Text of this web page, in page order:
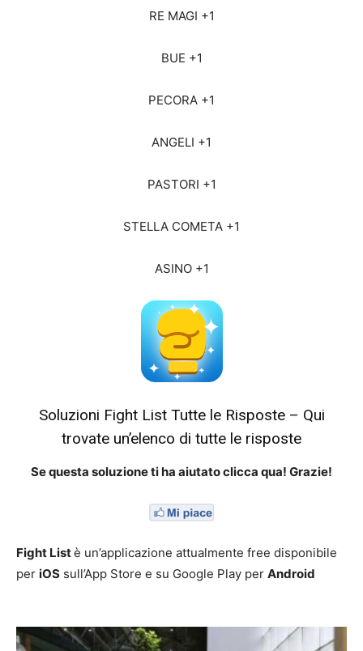
RE MAGI +1
BUE +1
PECORA +1
ANGELI +1
PASTORI +1
STELLA COMETA +1
ASINO +1
Soluzioni Fight List Tutte le Risposte – Qui
trovate un’elenco di tutte le risposte
Se questa soluzione ti ha aiutato clicca qua! Grazie!
Fight Listè un’applicazione attualmente free disponibile
per iOS sull’App Store e su Google Play per Android